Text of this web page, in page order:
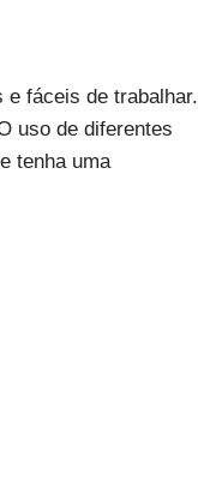
fáceis de trabalhar.
uso de diferentes
tenha uma